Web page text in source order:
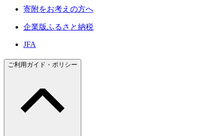
寄附をお考えの方へ
企業版ふるさと納税
JFA
ご利用ガイド・ポリシー